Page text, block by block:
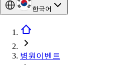
한국어
병원이벤트